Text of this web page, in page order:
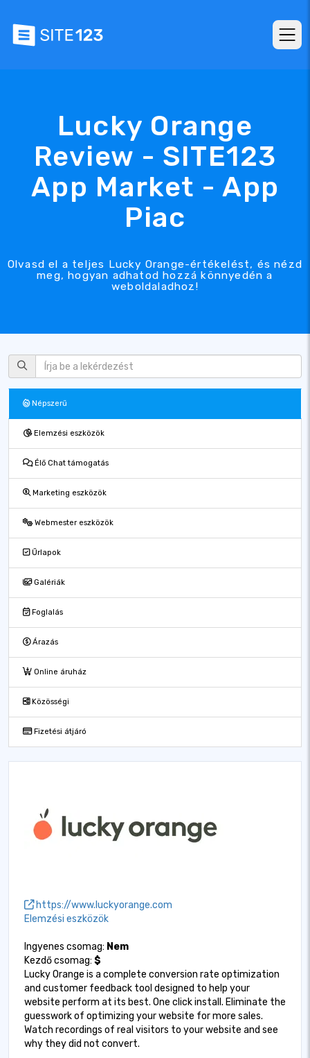
Lucky Orange
Review - SITE123
App Market - App
Piac
Olvasd el a teljes Lucky Orange-értékelést, és nézd
meg, hogyan adhatod hozzá könnyedén a
weboldaladhoz!
Népszerű
Elemzési eszközök
Élő Chat támogatás
Marketing eszközök
Webmester eszközök
Űrlapok
Galériák
Foglalás
Árazás
Online áruház
Közösségi
Fizetési átjáró
https://www.luckyorange.com
Elemzési eszközök
Ingyenes csomag: Nem
Kezdő csomag: $
Lucky Orange is a complete conversion rate optimization
and customer feedback tool designed to help your
website perform at its best. One click install. Eliminate the
guesswork of optimizing your website for more sales.
Watch recordings of real visitors to your website and see
why they did not convert.